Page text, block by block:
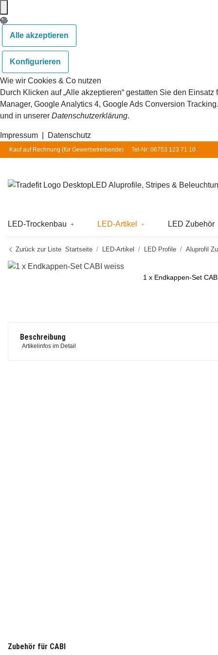
Alle akzeptieren
Konfigurieren
Wie wir Cookies & Co nutzen
Durch Klicken auf „Alle akzeptieren“ gestatten Sie den
Manager, Google Analytics 4, Google Ads Conversion
und in unserer Datenschutzerklärung.
Impressum Datenschutz
Kauf auf Rechnung (für Gewerbetreibende) Tel-Nr: 06753 123 71 10
LED Aluprofile, Stripes &
LED-Trockenbau LED-Artikel LED Zubehör
Zurück zur Liste Startseite LED-Artikel LED Profile Aluprofil
1 x Endkappen-Set
Beschreibung
Artikelinfos im Detail
Zubehör für CABI